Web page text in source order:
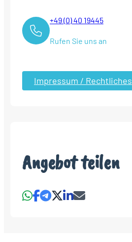
+49 (0) 40 19445
Rufen Sie uns an
Impressum / Rechtliches
Angebot teilen